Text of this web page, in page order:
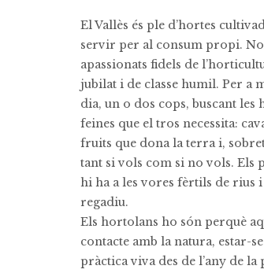
El Vallès és ple d’hortes
servir per al consum propi.
apassionats fidels de
jubilat i de classe humil. Per a
dia, un o dos cops, buscant
feines que el tros necessita:
fruits que dona la terra i,
tant si vols com si no vols. Els
hi ha a les vores fèrtils de rius
regadiu.
Els hortolans ho són perquè
contacte amb la natura, estar-
pràctica viva des de l’any de